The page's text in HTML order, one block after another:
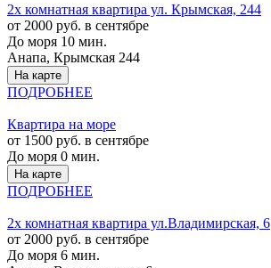
2х комнатная квартира ул. Крымская, 244
от 2000 руб. в сентябре
До моря 10 мин.
Анапа, Крымская 244
На карте
ПОДРОБНЕЕ
Квартира на море
от 1500 руб. в сентябре
До моря 0 мин.
На карте
ПОДРОБНЕЕ
2х комнатная квартира ул.Владимирская, 6
от 2000 руб. в сентябре
До моря 6 мин.